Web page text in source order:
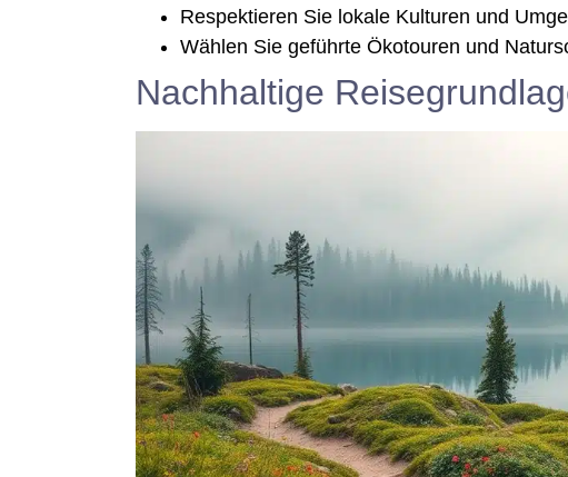
Respek­tie­ren Sie loka­le Kul­tu­ren und
Wäh­len Sie geführ­te Öko­tou­ren und
Nachhaltige